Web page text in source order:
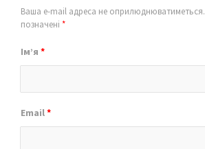
Ваша e-mail адреса не оприлюднюватиметься.
позначені *
Ім’я *
Email*